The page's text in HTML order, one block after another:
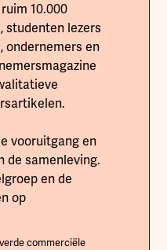
10.000
studenten lezers
ondernemers en
vooruitgang en
de samenleving.
en de
op
commerciële